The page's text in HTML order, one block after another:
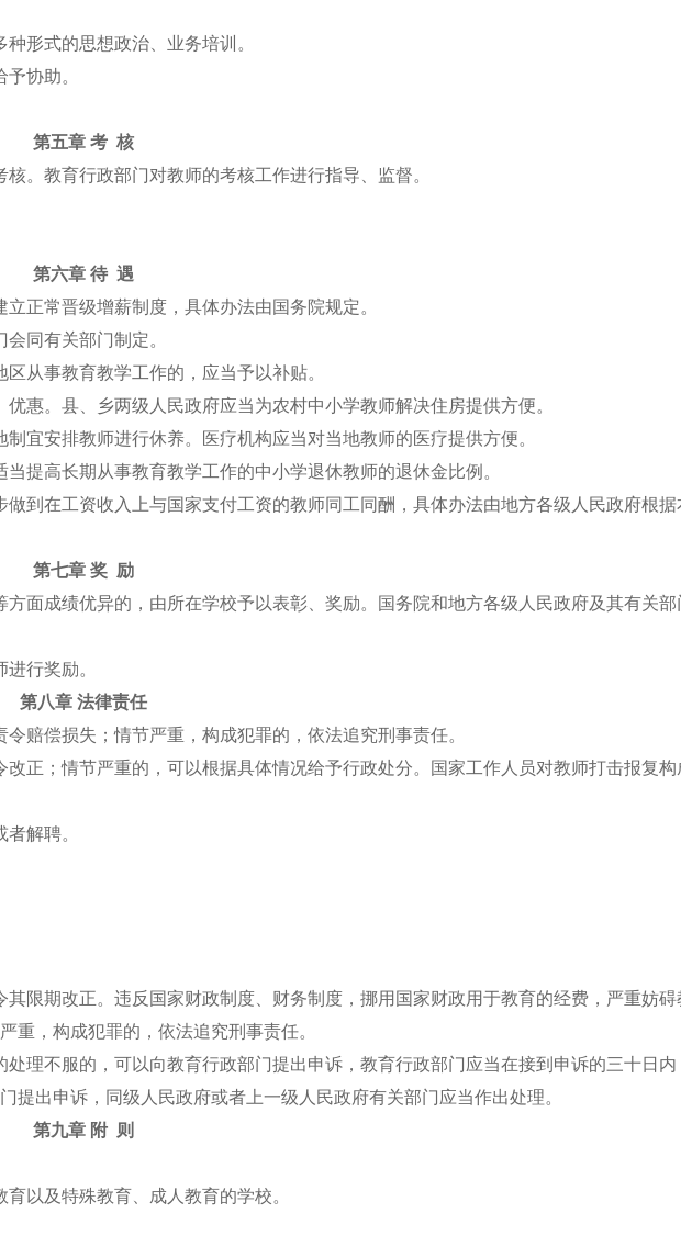
形式的思想政治、业务培训。
协助。
第五章 考 核
。教育行政部门对教师的考核工作进行指导、监督。
第六章 待 遇
正常晋级增薪制度，具体办法由国务院规定。
同有关部门制定。
从事教育教学工作的，应当予以补贴。
惠。县、乡两级人民政府应当为农村中小学教师解决住房提供方便。
宜安排教师进行休养。医疗机构应当对当地教师的医疗提供方便。
提高长期从事教育教学工作的中小学退休教师的退休金比例。
到在工资收入上与国家支付工资的教师同工同酬，具体办法由地方各级人民政府根
第七章 奖 励
面成绩优异的，由所在学校予以表彰、奖励。国务院和地方各级人民政府及其有关
行奖励。
第八章 法律责任
赔偿损失；情节严重，构成犯罪的，依法追究刑事责任。
正；情节严重的，可以根据具体情况给予行政处分。国家工作人员对教师打击报复
解聘。
限期改正。违反国家财政制度、财务制度，挪用国家财政用于教育的经费，严重妨
重，构成犯罪的，依法追究刑事责任。
理不服的，可以向教育行政部门提出申诉，教育行政部门应当在接到申诉的三十日
出申诉，同级人民政府或者上一级人民政府有关部门应当作出处理。
第九章 附 则
以及特殊教育、成人教育的学校。